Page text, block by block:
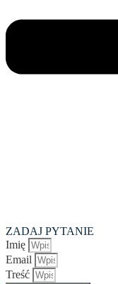
ZADAJ PYTANIE
Imię
Email
Treść